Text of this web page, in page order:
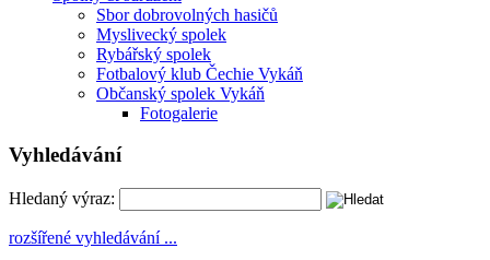
Sbor dobrovolných hasičů
Myslivecký spolek
Rybářský spolek
Fotbalový klub Čechie Vykáň
Občanský spolek Vykáň
Fotogalerie
Vyhledávání
Hledaný výraz:
rozšířené vyhledávání ...